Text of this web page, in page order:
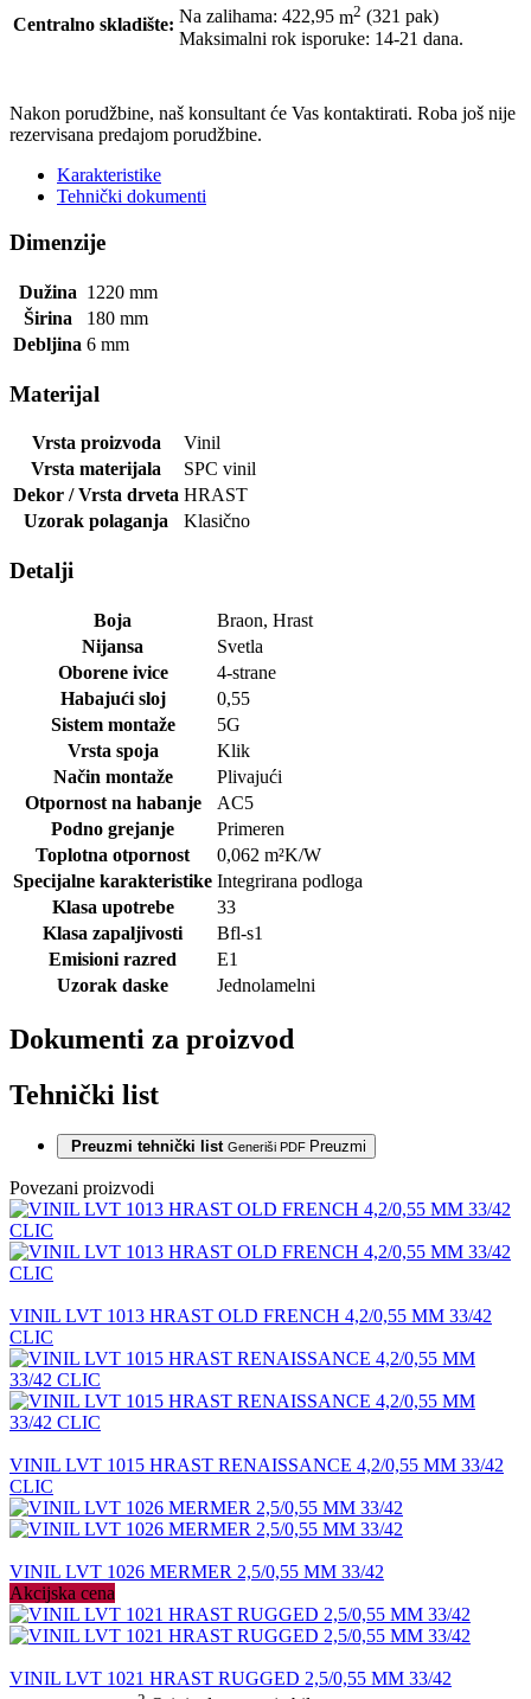
Centralno skladište: Na zalihama: 422,95 m2 (321 pak)
Maksimalni rok isporuke: 14-21 dana.
Nakon porudžbine, naš konsultant će Vas kontaktirati. Roba još nije
rezervisana predajom porudžbine.
Karakteristike
Tehnički dokumenti
Dimenzije
Dužina 1220 mm
Širina
180 mm
Debljina 6 mm
Materijal
Vrsta proizvoda
Vinil
Vrsta materijala
SPC vinil
Dekor / Vrsta drveta HRAST
Uzorak polaganja
Klasično
Detalji
Boja Braon, Hrast
Nijansa
Svetla
Oborene ivice
4-strane
Habajući sloj
0,55
Sistem montaže
5G
Vrsta spoja
Klik
Način montaže
Plivajući
Otpornost na habanje
AC5
Podno grejanje
Primeren
Toplotna otpornost
0,062 m²K/W
Specijalne karakteristike Integrirana podloga
Klasa upotrebe
33
Klasa zapaljivosti
Bfl-s1
Emisioni razred
E1
Uzorak daske
Jednolamelni
Dokumenti za proizvod
Tehnički list
Preuzmi tehnički list Generiši PDF Preuzmi
Povezani proizvodi
VINIL LVT 1013 HRAST OLD FRENCH 4,2/0,55 MM 33/42
CLIC
VINIL LVT 1015 HRAST RENAISSANCE 4,2/0,55 MM 33/42
CLIC
VINIL LVT 1026 MERMER 2,5/0,55 MM 33/42
Akcijska cena
VINIL LVT 1021 HRAST RUGGED 2,5/0,55 MM 33/42